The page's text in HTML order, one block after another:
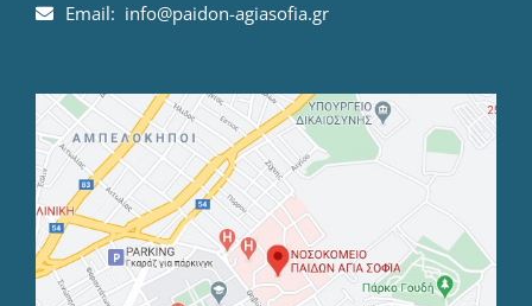
Email: info@paidon-agiasofia.gr